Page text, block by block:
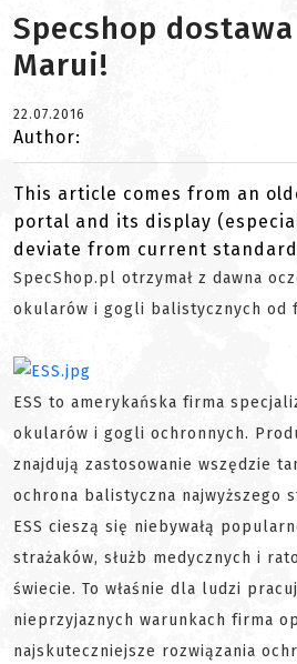
Specshop
Marui!
22.07.2016
Author:
This article comes from an
portal and its display
deviate from current
SpecShop.pl otrzymał z dawna
okularów i gogli balistycznych od
ESS to amerykańska firma
okularów i gogli ochronnych.
znajdują zastosowanie wszędzie
ochrona balistyczna najwyższego
ESS cieszą się niebywałą
strażaków, służb medycznych i
świecie. To właśnie dla ludzi
nieprzyjaznych warunkach firma
najskuteczniejsze rozwiązania